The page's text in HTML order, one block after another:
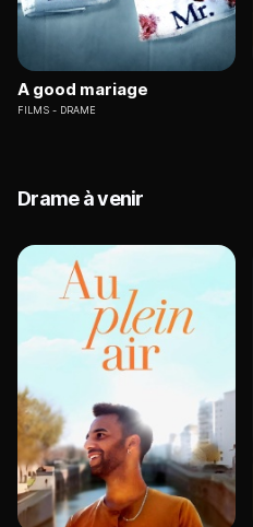
A good mariage
FILMS DRAME
Drame à venir